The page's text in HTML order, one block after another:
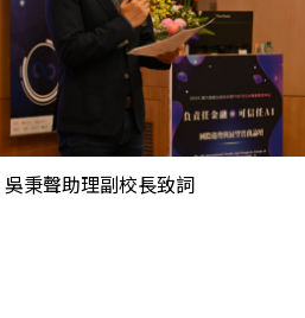
吳秉聲助理副校長致詞